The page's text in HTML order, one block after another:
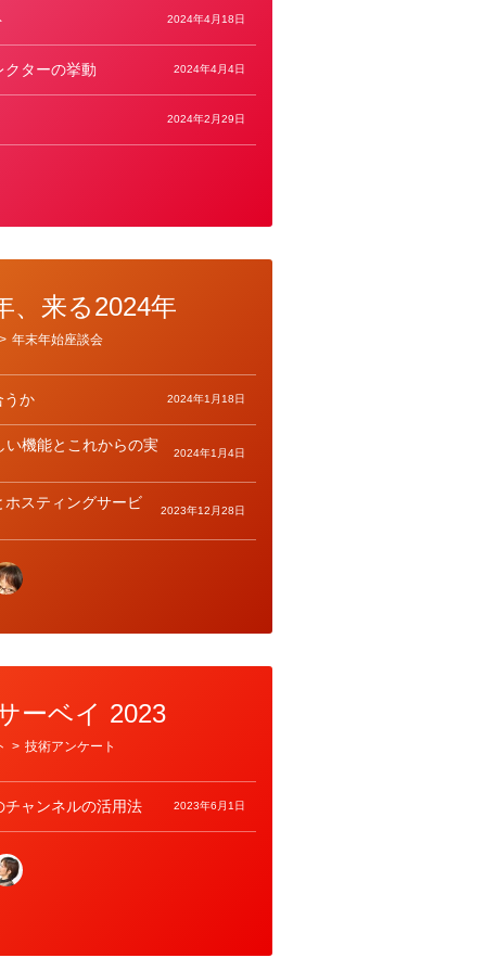
2024年4月18日
クターの挙動 2024年4月4日
2024年2月29日
、来る2024年
> 年末年始座談会
うか 2024年1月18日
い機能とこれからの実
2024年1月4日
ホスティングサービ
2023年12月28日
ーベイ 2023
> 技術アンケート
チャンネルの活用法 2023年6月1日